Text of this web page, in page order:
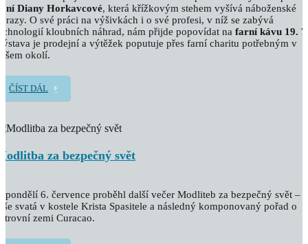
Diany Horkavcové, která křížkovým stehem vyšívá náboženské
O své práci na výšivkách i o své profesi, v níž se zabývá
kloubních náhrad, nám přijde popovídat na farní kávu 19.
je prodejní a výtěžek poputuje přes farní charitu potřebným v
okolí.
ČÍST DÁL
za bezpečný svět
pondělí 6. července proběhl další večer Modliteb za bezpečný svět –
svatá v kostele Krista Spasitele a následný komponovaný pořad o
zemi Curacao.